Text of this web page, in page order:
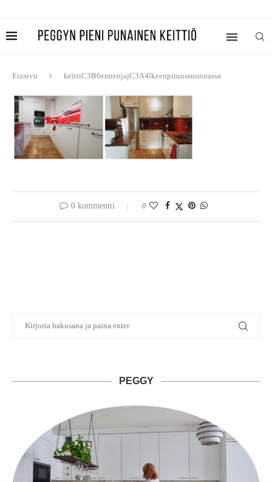
Etusivu keittiC3B6ennenjajC3A4lkeenpituussuunnassa
0 kommentti 0
PEGGY